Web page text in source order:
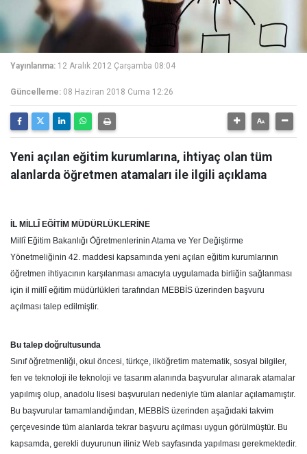
Yayınlanma: 12 Aralık 2012 Çarşamba 08:04
Güncelleme: 08 Haziran 2018 Cuma 12:26
Yeni açılan eğitim kurumlarına, ihtiyaç olan tüm
alanlarda öğretmen atamaları ile ilgili açıklama
İL MİLLÎ EĞİTİM MÜDÜRLÜKLERİNE
Millî Eğitim Bakanlığı Öğretmenlerinin Atama ve Yer Değiştirme
Yönetmeliğinin 42. maddesi kapsamında yeni açılan eğitim kurumlarının
öğretmen ihtiyacının karşılanması amacıyla uygulamada birliğin sağlanması
için il millî eğitim müdürlükleri tarafından MEBBİS üzerinden başvuru
açılması talep edilmiştir.
Bu talep doğrultusunda
Sınıf öğretmenliği, okul öncesi, türkçe, ilköğretim matematik, sosyal bilgiler,
fen ve teknoloji ile teknoloji ve tasarım alanında başvurular alınarak atamalar
yapılmış olup, anadolu lisesi başvuruları nedeniyle tüm alanlar açılamamıştır.
Bu başvurular tamamlandığından, MEBBİS üzerinden aşağıdaki takvim
çerçevesinde tüm alanlarda tekrar başvuru açılması uygun görülmüştür. Bu
kapsamda, gerekli duyurunun iliniz Web sayfasında yapılması gerekmektedir.